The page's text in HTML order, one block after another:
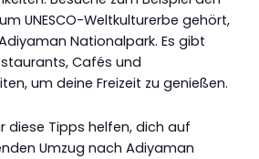
UNESCO-Weltkulturerbe gehört,
Nationalpark. Es gibt
Cafés und
um deine Freizeit zu genießen.
diese Tipps helfen, dich auf
Umzug nach Adiyaman